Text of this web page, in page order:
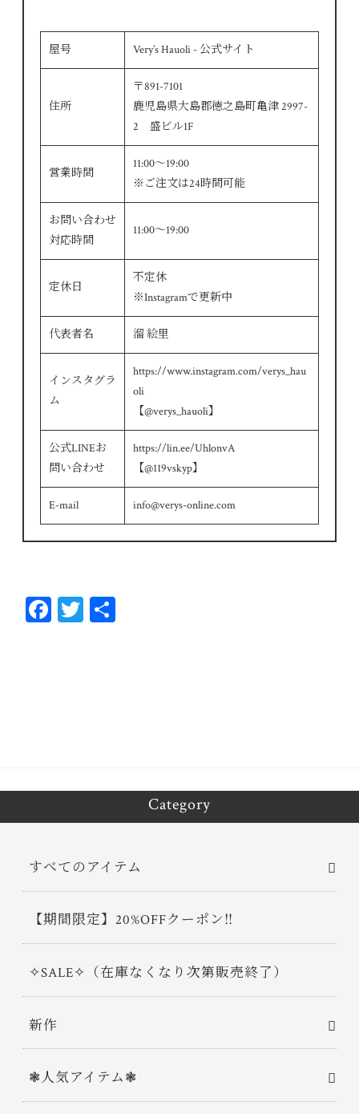
屋号 Very’s Hauoli - 公式サイト
住所
〒891-7101
鹿児島県大島郡徳之島町亀津 2997-
2 盛ビル1F
営業時間
11:00～19:00
※ご注文は24時間可能
お問い合わせ
対応時間
11:00～19:00
定休日
不定休
※Instagramで更新中
代表者名 溜 絵里
インスタグラ
ム
https://www.instagram.com/verys_hau
oli
【@verys_hauoli】
公式LINEお
問い合わせ
https://lin.ee/UhlonvA
【@119vskyp】
E-mail info@verys-online.com
Fa T
Category
すべてのアイテム
【期間限定】20%OFFクーポン‼
✧SALE✧（在庫なくなり次第販売終了）
新作
❃人気アイテム❃